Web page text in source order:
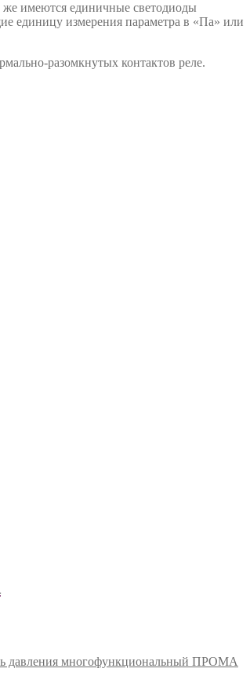
же имеются единичные светодиоды
единицу измерения параметра в «Па» или
разомкнутых контактов реле.
многофункциональный ПРОМА